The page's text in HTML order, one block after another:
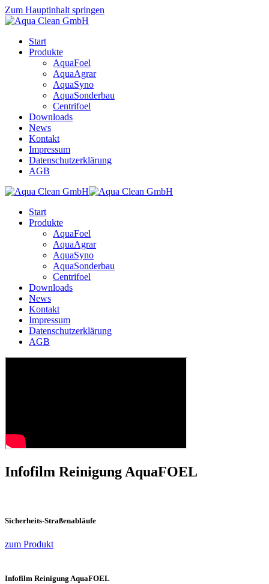
Zum Hauptinhalt springen
Start
Produkte
AquaFoel
AquaAgrar
AquaSyno
AquaSonderbau
Centrifoel
Downloads
News
Kontakt
Impressum
Datenschutzerklärung
AGB
Start
Produkte
AquaFoel
AquaAgrar
AquaSyno
AquaSonderbau
Centrifoel
Downloads
News
Kontakt
Impressum
Datenschutzerklärung
AGB
Infofilm Reinigung AquaFOEL
Sicherheits-Straßenabläufe
zum Produkt
Infofilm Reinigung AquaFOEL